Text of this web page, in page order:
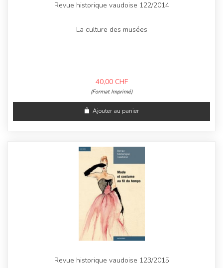
Revue historique vaudoise 122/2014
La culture des musées
40,00 CHF
(Format Imprimé)
Ajouter au panier
Revue historique vaudoise 123/2015